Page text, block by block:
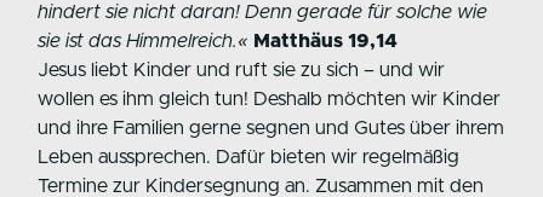
hindert sie nicht daran! Denn gerade für solche wie
sie ist das Himmelreich.« Matthäus 19,14
Jesus liebt Kinder und ruft sie zu sich – und wir
wollen es ihm gleich tun! Deshalb möchten wir Kinder
und ihre Familien gerne segnen und Gutes über ihrem
Leben aussprechen. Dafür bieten wir regelmäßig
Termine zur Kindersegnung an. Zusammen mit den